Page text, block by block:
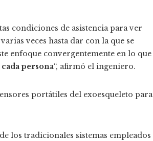
condiciones de asistencia para ver
veces hasta dar con la que se
enfoque convergentemente en lo que
persona“, afirmó el ingeniero.
portátiles del exoesqueleto para
los tradicionales sistemas empleados